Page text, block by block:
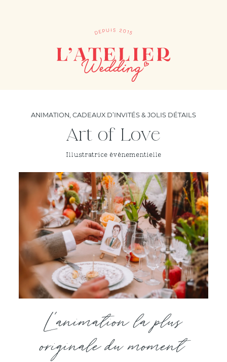
ANIMATION CADEAUX D’INVITÉS & JOLIS DÉTAILS
Art of Love
Illustratrice événementielle
L'animation la plus
originale du moment